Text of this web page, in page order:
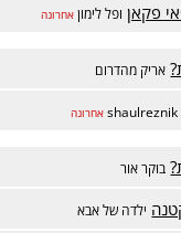
פקאן ופל לימון אחרונה
אריק מהדרום
shaulreznik אחרונה
בוקר אור
ילדה של אבא